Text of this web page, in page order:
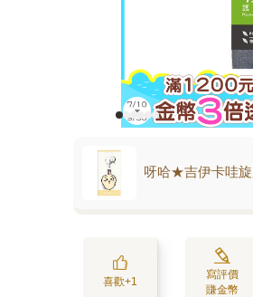
呀哈★吉伊卡哇
喜歡+1
寫評價
賺金幣